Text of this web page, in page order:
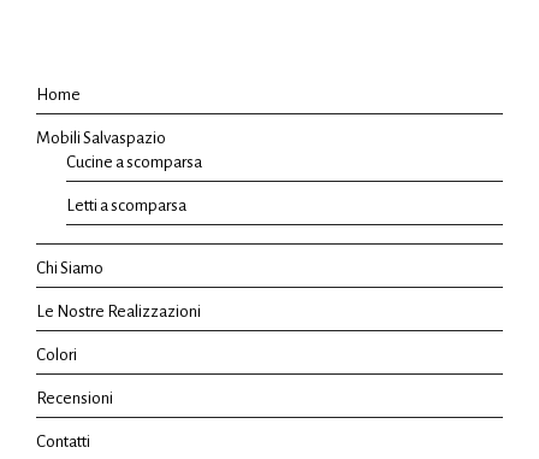
Home
Mobili Salvaspazio
Cucine a scomparsa
Letti a scomparsa
Chi Siamo
Le Nostre Realizzazioni
Colori
Recensioni
Contatti